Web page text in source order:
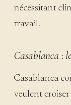
nécessitant
travail.
Casablanca :
Casablanca
veulent